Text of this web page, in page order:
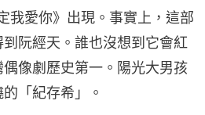
我愛你》出現。事實上，這部
阮經天。誰也沒想到它會紅
像劇歷史第一。陽光大男孩
「紀存希」。